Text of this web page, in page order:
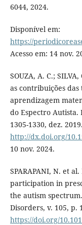
6044, 2024.
Disponível em:
https://
Acesso em: 14 nov.
SOUZA, A. C.;
as contribuições
aprendizagem
do Espectro Autista.
1305-1330, dez.
http://dx.doi.org/
10 nov. 2024.
SPARAPANI, N. et
participation in
the autism
Disorders, v. 105, p.
https://doi.org/